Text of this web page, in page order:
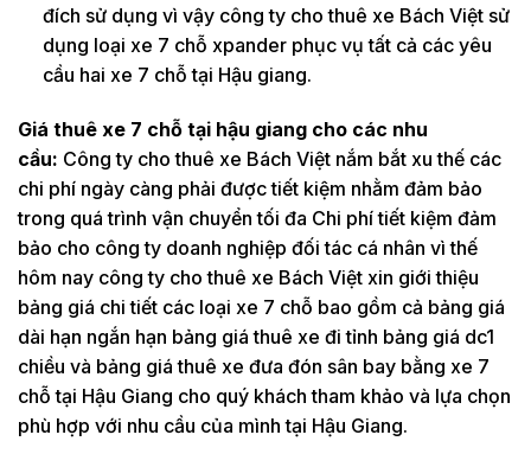
đích sử dụng vì vậy công ty cho thuê xe Bách Việt sử
dụng loại xe 7 chỗ xpander phục vụ tất cả các yêu
cầu hai xe 7 chỗ tại Hậu giang.
Giá thuê xe 7 chỗ tại hậu giang cho các nhu
cầu: Công ty cho thuê xe Bách Việt nắm bắt xu thế các
chi phí ngày càng phải được tiết kiệm nhằm đảm bảo
trong quá trình vận chuyển tối đa Chi phí tiết kiệm đảm
bảo cho công ty doanh nghiệp đối tác cá nhân vì thế
hôm nay công ty cho thuê xe Bách Việt xin giới thiệu
bảng giá chi tiết các loại xe 7 chỗ bao gồm cả bảng giá
dài hạn ngắn hạn bảng giá thuê xe đi tỉnh bảng giá dc1
chiều và bảng giá thuê xe đưa đón sân bay bằng xe 7
chỗ tại Hậu Giang cho quý khách tham khảo và lựa chọn
phù hợp với nhu cầu của mình tại Hậu Giang.